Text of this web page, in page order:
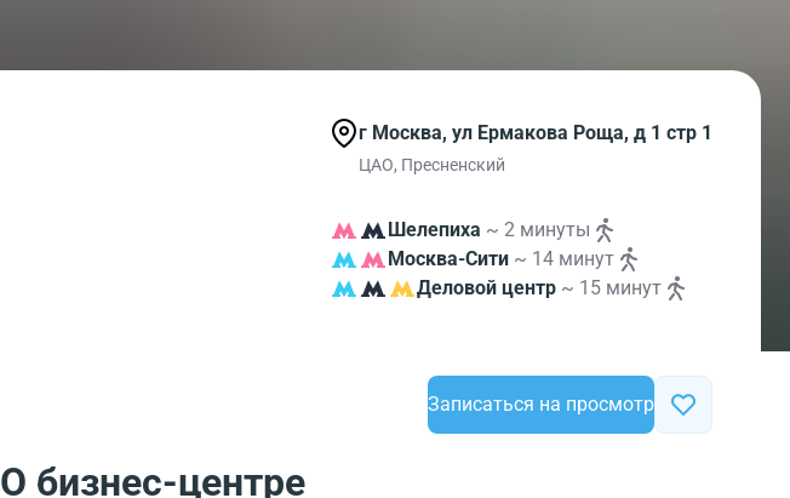
г Москва, ул Ермакова Роща, д 1 стр 1
ЦАО, Пресненский
Шелепиха ~ 2 минуты
Москва-Сити ~ 14 минут
Деловой центр ~ 15 минут
Записаться на просмотр
О бизнес-центре